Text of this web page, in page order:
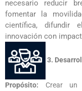
necesario reducir
fomentar la
científica, difundir
innovación con
3.
Propósito: Crear un